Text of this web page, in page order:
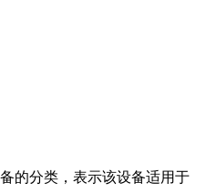
的分类，表示该设备适用于